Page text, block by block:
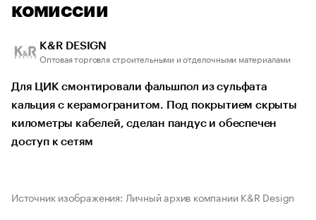
комиссии
K&R DESIGN
Оптовая торговля строительными и отделочными материалами
Для ЦИК смонтировали фальшпол из сульфата
кальция с керамогранитом. Под покрытием скрыты
километры кабелей, сделан пандус и обеспечен
доступ к сетям
Источник изображения: Личный архив компании K&R Design